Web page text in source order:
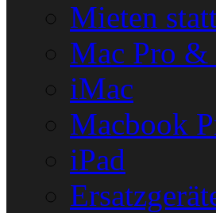
Mieten
Mac Pro
iMac
Macbook
iPad